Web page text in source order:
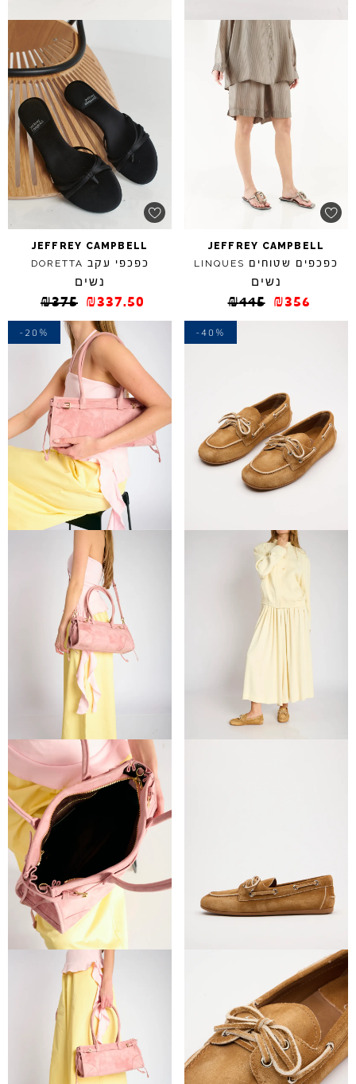
JEFFREY CAMPBELL
כפכפים שטוחים LINQUES
נשים
₪445 ₪356
JEFFREY CAMPBELL
כפכפי עקב DORETTA
נשים
₪375 ₪337.50
-40%
-20%